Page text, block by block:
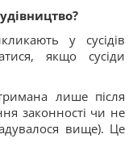
у сусідів
якщо сусіди
лише після
законності чи не
вище). Це